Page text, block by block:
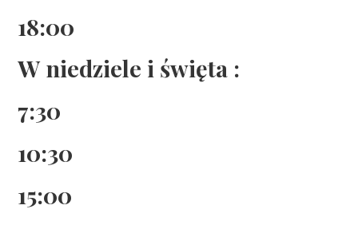
18:00
W niedziele i święta :
7:30
10:30
15:00